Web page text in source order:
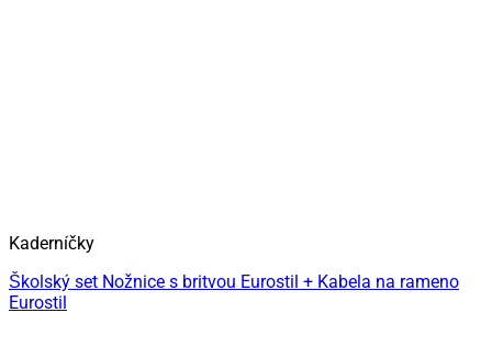
Kaderníčky
Školský set Nožnice s britvou Eurostil + Kabela na rameno
Eurostil